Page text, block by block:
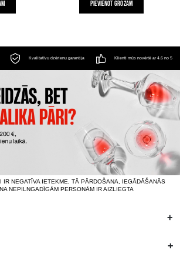
PIEVIENOT GROZAM
Kvalitatīvu dzērienu garantija Klienti mūs novērtē ar 4.6 no 5
IR NEGATĪVA IETEKME, TĀ PĀRDOŠANA, IEGĀDĀŠANĀS
NEPILNGADĪGĀM PERSONĀM IR AIZLIEGTA